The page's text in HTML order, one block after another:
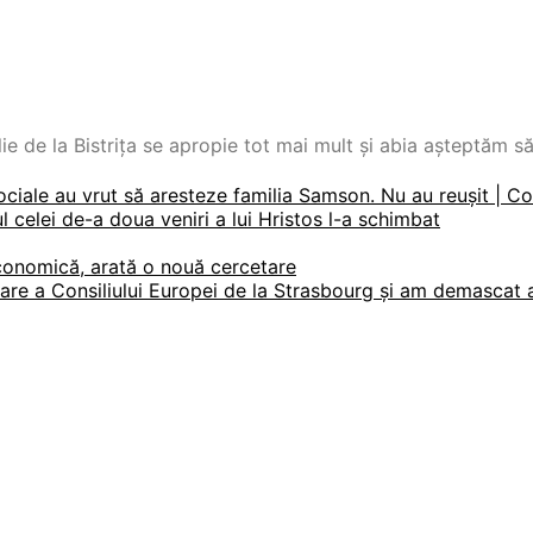
au vrut să aresteze familia Samson. Nu au reușit |
celei de-a doua veniri a lui Hristos l-a schimbat
arată o nouă cercetare
a Consiliului Europei de la Strasbourg și am
de la Bistrița se apropie tot mai mult și abia așteptăm